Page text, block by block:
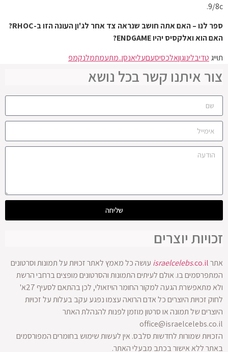
9/8c.
ספר לנו – האם אתה חושב שנראה צד אחר לג'ון העונה הזו ב-RHOC?
האם הוא ואלקסיס יהיו ENDGAME?
תוייג טדיבלינוגוןאלכסיסעםעליאנסן..מתעמתמלנקמפ
צור איתנו קשר בכל נושא
שליחה
זכויות יוצרים
אתר israelcelebs.co.il
עושה כל מאמץ לאתר זכויות על תמונות וסרטונים
המתפרסמים בו. אולם לעיתים התמונות והסרטונים מופצים ברחבי הרשת
ולא מתאפשרת הגעה למקור החומר הויזאולי, לכן בהתאם לסעיף 27א'
לחוק זכויות היוצרים כל אדם הרואה עצמו נפגע עקב בעלות על זכויות
היוצרים של תמונה או סרטון מוזמן לפנות להנהלת האתר
office@israelcelebs.co.il
הזכויות שמורות לחדשות סלבס. אין לעשות שימוש בחומרים המפורסמים
באתר ללא אישור בכתב מבעלי האתר.